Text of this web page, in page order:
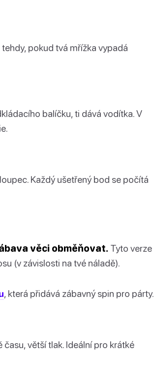
pokud tvá mřížka vypadá
balíčku, ti dává vodítka. V
Každý ušetřený bod se počítá
věci obměňovat. Tyto verze
(v závislosti na tvé náladě).
, která přidává zábavný spin pro párty.
větší tlak. Ideální pro krátké